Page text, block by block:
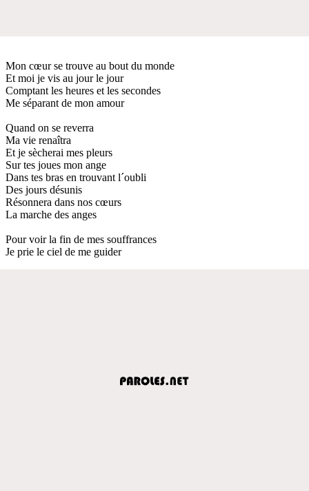
Mon cœur se trouve au bout du monde
Et moi je vis au jour le jour
Comptant les heures et les secondes
Me séparant de mon amour
Quand on se reverra
Ma vie renaîtra
Et je sècherai mes pleurs
Sur tes joues mon ange
Dans tes bras en trouvant l´oubli
Des jours désunis
Résonnera dans nos cœurs
La marche des anges
Pour voir la fin de mes souffrances
Je prie le ciel de me guider